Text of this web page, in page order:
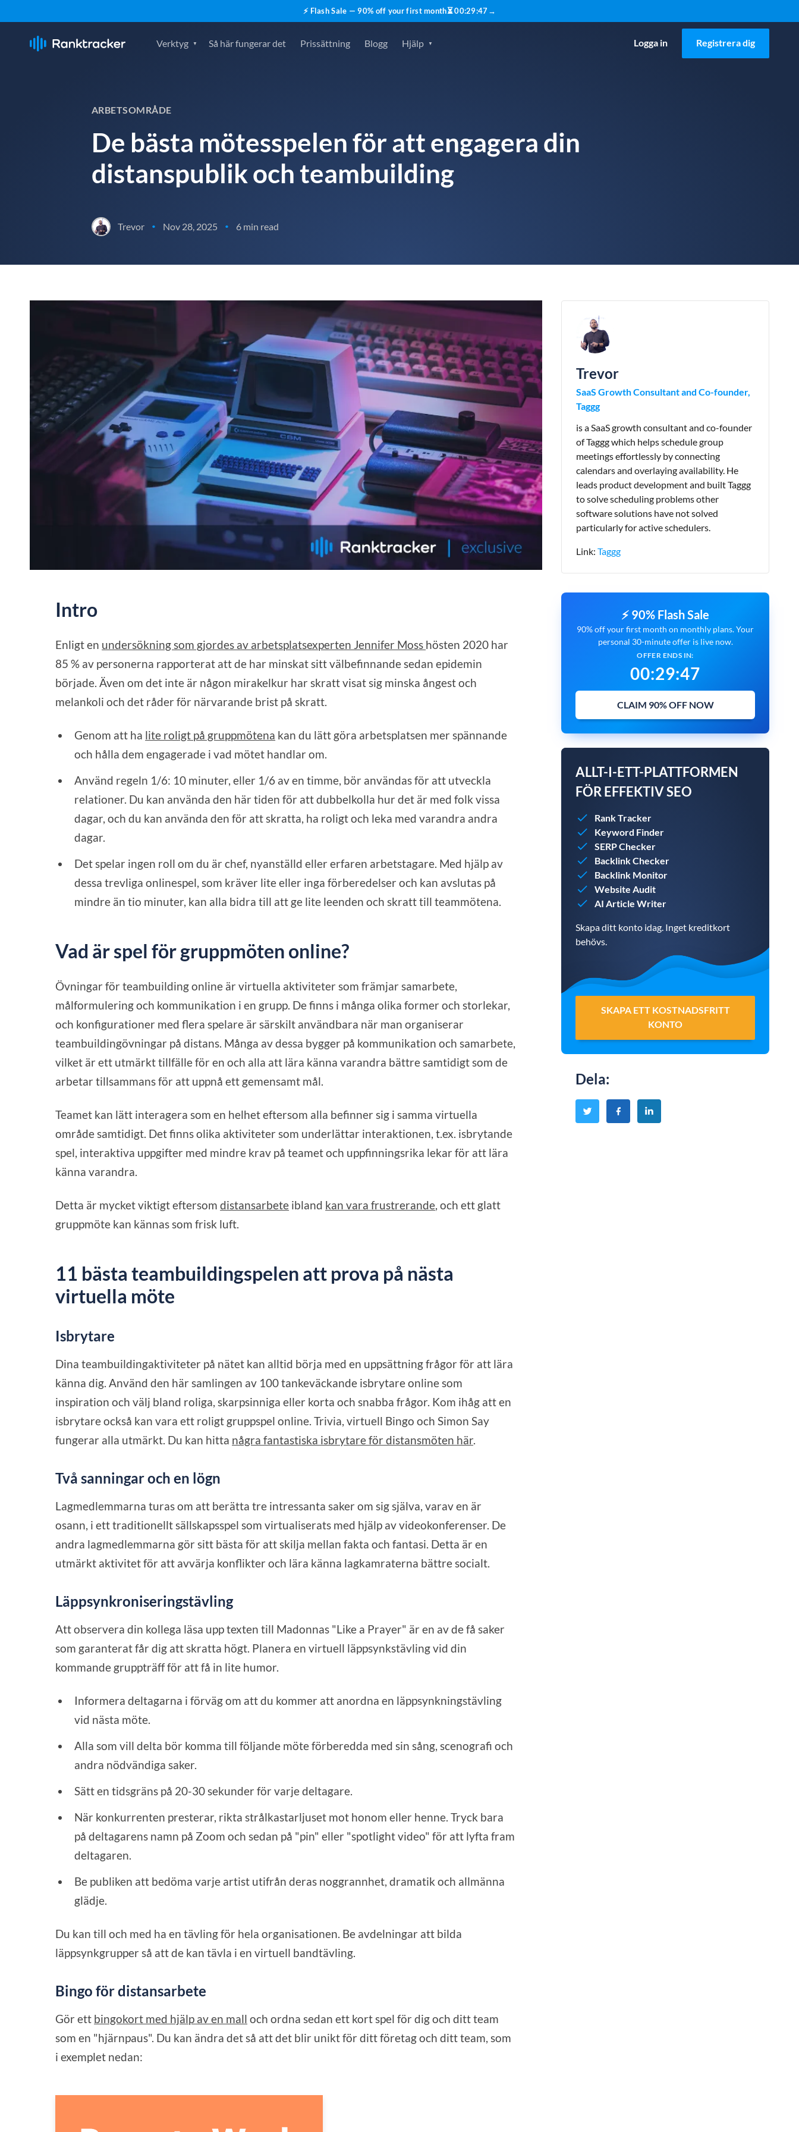
⚡ Flash Sale — 90% off your first month⏳00:29:45→
Verktyg Så här fungerar det Prissättning Blogg Hjälp Logga in Registrera dig
ARBETSOMRÅDE
De bästa mötesspelen för att engagera din
distanspublik och teambuilding
Trevor • Nov 28, 2025 • 6 min read
Intro
Enligt en undersökning som gjordes av arbetsplatsexperten Jennifer Moss hösten 2020 har
85 % av personerna rapporterat att de har minskat sitt välbefinnande sedan epidemin
började. Även om det inte är någon mirakelkur har skratt visat sig minska ångest och
melankoli och det råder för närvarande brist på skratt.
Genom att ha lite roligt på gruppmötena kan du lätt göra arbetsplatsen mer spännande
och hålla dem engagerade i vad mötet handlar om.
Använd regeln 1/6: 10 minuter, eller 1/6 av en timme, bör användas för att utveckla
relationer. Du kan använda den här tiden för att dubbelkolla hur det är med folk vissa
dagar, och du kan använda den för att skratta, ha roligt och leka med varandra andra
dagar.
Det spelar ingen roll om du är chef, nyanställd eller erfaren arbetstagare. Med hjälp av
dessa trevliga onlinespel, som kräver lite eller inga förberedelser och kan avslutas på
mindre än tio minuter, kan alla bidra till att ge lite leenden och skratt till teammötena.
Vad är spel för gruppmöten online?
Övningar för teambuilding online är virtuella aktiviteter som främjar samarbete,
målformulering och kommunikation i en grupp. De finns i många olika former och storlekar,
och konfigurationer med flera spelare är särskilt användbara när man organiserar
teambuildingövningar på distans. Många av dessa bygger på kommunikation och samarbete,
vilket är ett utmärkt tillfälle för en och alla att lära känna varandra bättre samtidigt som de
arbetar tillsammans för att uppnå ett gemensamt mål.
Teamet kan lätt interagera som en helhet eftersom alla befinner sig i samma virtuella
område samtidigt. Det finns olika aktiviteter som underlättar interaktionen, t.ex. isbrytande
spel, interaktiva uppgifter med mindre krav på teamet och uppfinningsrika lekar för att lära
känna varandra.
Detta är mycket viktigt eftersomdistansarbete ibland kan vara frustrerande , och ett glatt
gruppmöte kan kännas som frisk luft.
11 bästa teambuildingspelen att prova på nästa
virtuella möte
Isbrytare
Dina teambuildingaktiviteter på nätet kan alltid börja med en uppsättning frågor för att lära
känna dig. Använd den här samlingen av 100 tankeväckande isbrytare online som
inspiration och välj bland roliga, skarpsinniga eller korta och snabba frågor. Kom ihåg att en
isbrytare också kan vara ett roligt gruppspel online. Trivia, virtuell Bingo och Simon Say
fungerar alla utmärkt. Du kan hitta några fantastiska isbrytare för distansmöten här
Två sanningar och en lögn
Lagmedlemmarna turas om att berätta tre intressanta saker om sig själva, varav en är
osann, i ett traditionellt sällskapsspel som virtualiserats med hjälp av videokonferenser. De
andra lagmedlemmarna gör sitt bästa för att skilja mellan fakta och fantasi. Detta är en
utmärkt aktivitet för att avvärja konflikter och lära känna lagkamraterna bättre socialt.
Läppsynkroniseringstävling
Att observera din kollega läsa upp texten till Madonnas "Like a Prayer" är en av de få saker
som garanterat får dig att skratta högt. Planera en virtuell läppsynkstävling vid din
kommande gruppträff för att få in lite humor.
Informera deltagarna i förväg om att du kommer att anordna en läppsynkningstävling
vid nästa möte.
Alla som vill delta bör komma till följande möte förberedda med sin sång, scenografi och
andra nödvändiga saker.
Sätt en tidsgräns på 20-30 sekunder för varje deltagare.
När konkurrenten presterar, rikta strålkastarljuset mot honom eller henne. Tryck bara
på deltagarens namn på Zoom och sedan på "pin" eller "spotlight video" för att lyfta fram
deltagaren.
Be publiken att bedöma varje artist utifrån deras noggrannhet, dramatik och allmänna
glädje.
Du kan till och med ha en tävling för hela organisationen. Be avdelningar att bilda
läppsynkgrupper så att de kan tävla i en virtuell bandtävling.
Bingo för distansarbete
Gör ett bingokort med hjälp av en mall och ordna sedan ett kort spel för dig och ditt team
som en "hjärnpaus". Du kan ändra det så att det blir unikt för ditt företag och ditt team, som
i exemplet nedan:
Trevor
SaaS Growth Consultant and Co-founder,
Taggg
is a SaaS growth consultant and co-founder
of Taggg which helps schedule group
meetings effortlessly by connecting
calendars and overlaying availability. He
leads product development and built Taggg
to solve scheduling problems other
software solutions have not solved
particularly for active schedulers.
Link: Taggg
⚡ 90% Flash Sale
90% off your first month on monthly plans. Your
personal 30-minute offer is live now.
OFFER ENDS IN:
00:29:45
CLAIM 90% OFF NOW
ALLT-I-ETT-PLATTFORMEN
FÖR EFFEKTIV SEO
Rank Tracker
Keyword Finder
SERP Checker
Backlink Checker
Backlink Monitor
Website Audit
AI Article Writer
Skapa ditt konto idag. Inget kreditkort
behövs.
SKAPA ETT KOSTNADSFRITT
KONTO
Dela: